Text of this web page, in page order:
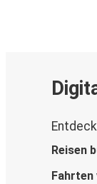
Reisen